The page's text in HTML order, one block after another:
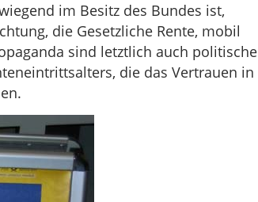
im Besitz des Bundes ist,
die Gesetzliche Rente, mobil
sind letztlich auch politische
die das Vertrauen in